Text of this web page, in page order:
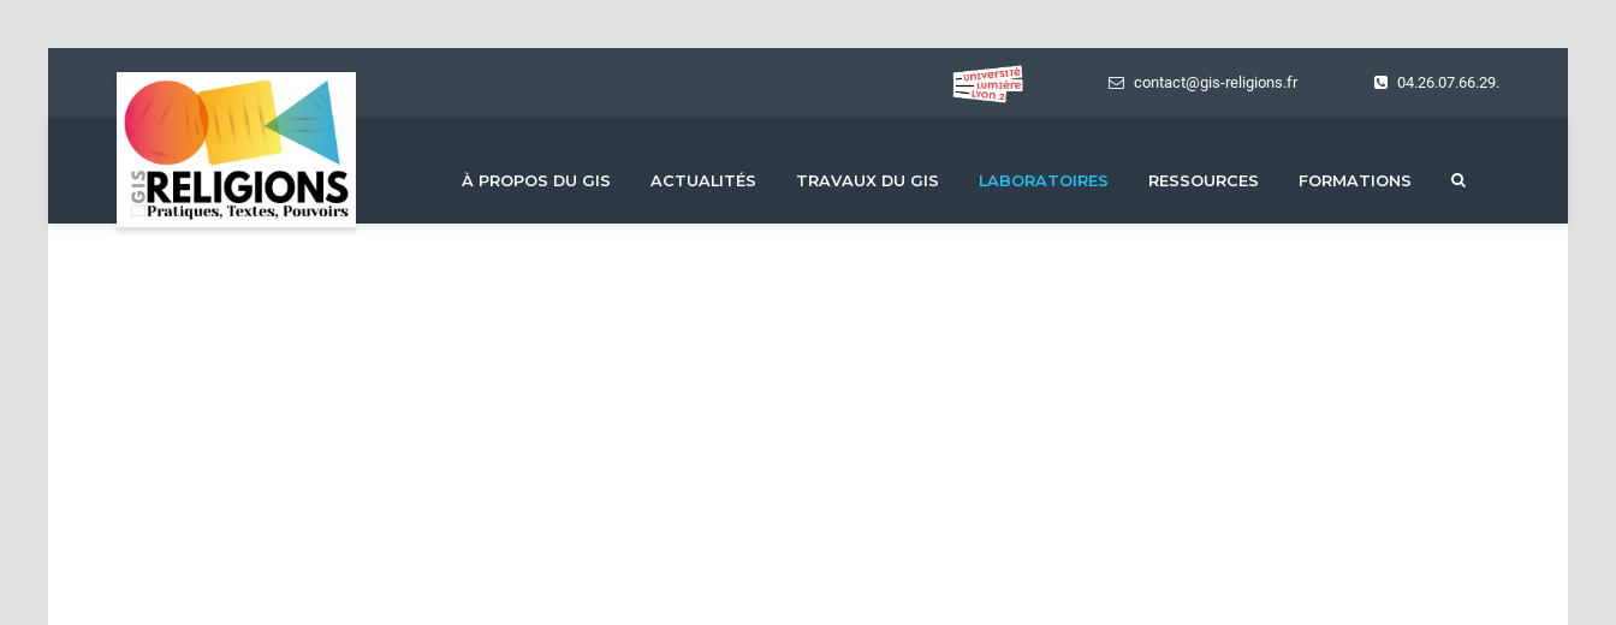
contact@gis-religions.fr 04.26.07.66.29.
À PROPOS DU GIS ACTUALITÉS TRAVAUX DU GIS LABORATOIRES RESSOURCES FORMATIONS